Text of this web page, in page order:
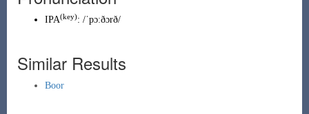
IPA(key): /ˈpɔːðɔrð/
Similar Results
Boor